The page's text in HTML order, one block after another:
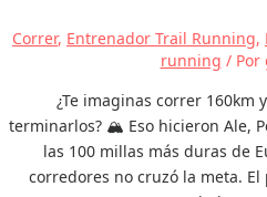
Correr, Entrenador Trail Running,
running / Por
¿Te imaginas correr 160km
terminarlos? 🏔️ Eso hicieron Ale,
las 100 millas más duras de
corredores no cruzó la meta.